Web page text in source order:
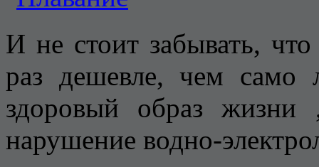
И не стоит забывать,
раз дешевле, чем само
здоровый образ
нарушение водно-